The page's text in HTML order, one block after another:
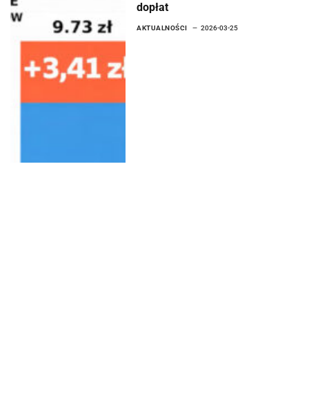
dopłat
AKTUALNOŚCI 2026-03-25